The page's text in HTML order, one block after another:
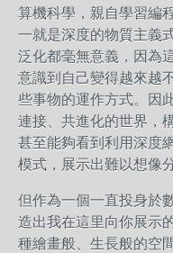
算機科學，親自學習編
一就是深度的物質主義
泛化都毫無意義，因為
意識到自己變得越來越
些事物的運作方式。因
連接、共進化的世界，
甚至能夠看到利用深度
模式，展示出難以想像
但作為一個一直投身於
造出我在這里向你展示
種繪畫般、生長般的空